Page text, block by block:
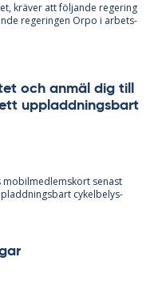
krä­ver att föl­jan­de re­ge­ring
re­ge­ring­en Orpo i ar­bets­
och an­mäl dig till
upp­ladd­nings­bart
mo­bil­med­lems­kort se­nast
cy­kel­be­lys­